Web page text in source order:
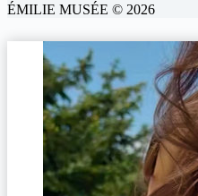
ÉMILIE MUSÉE © 2026